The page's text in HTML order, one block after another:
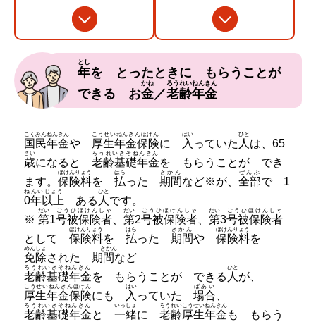
年
とし
を とったときに もらうことが
できる お金
かね
／老齢年金
ろうれいねんきん
国民年金
こくみんねんきん
や 厚生年金保険
こうせいねんきんほけん
に 入
はい
っていた 人
ひと
は、65
歳
さい
になると 老齢基礎年金
ろうれいきそねんきん
を もらうことが でき
ます。 保険料
ほけんりょう
を 払
はら
った 期間
きかん
など※が、 全部
ぜんぶ
で 1
0年以上
ねんいじょう
ある 人
ひと
です。
※ 第
だい
1号被保険者
ごうひほけんしゃ
、 第
だい
2号被保険者
ごうひほけんしゃ
、 第
だい
3号被保険者
ごうひほけんしゃ
として 保険料
ほけんりょう
を 払
はら
った 期間
きかん
や 保険料
ほけんりょう
を
免除
めんじょ
された 期 間
きかん
など
老齢基礎年金
ろうれいきそねんきん
を もらうことが できる 人
ひと
が、
厚生年金保険
こうせいねんきんほけん
にも 入
はい
っていた 場合
ばあい
老齢基礎年金
ろうれいきそねんきん
と 一緒
いっしょ
に 老齢厚生年金
ろうれいこうせいねんきん
も もらう